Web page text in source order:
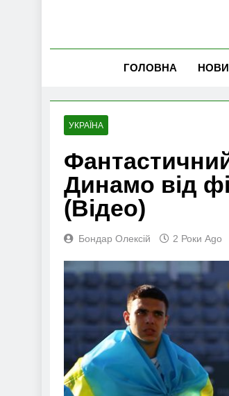
ГОЛОВНА
УКРАЇНА
Динамо від
(Відео)
Бондар Олексій 2 Роки Ago